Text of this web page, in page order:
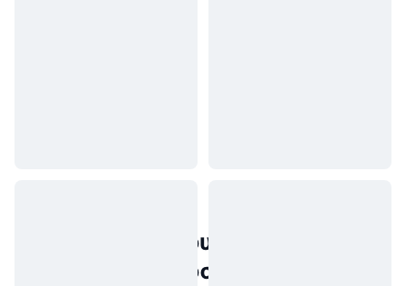
Δημοφιλή περιουσιακά στοιχεία
πραγματικού κόσμου